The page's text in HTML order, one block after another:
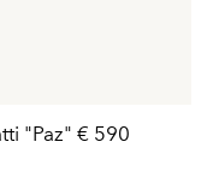
"Paz" € 590